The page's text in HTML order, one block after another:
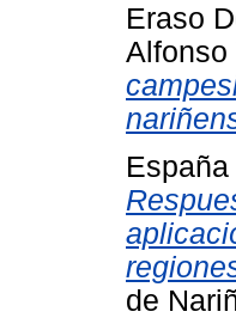
Eraso
Alfonso
España
de